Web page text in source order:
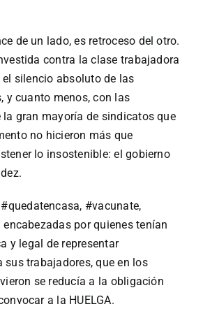
de un lado, es retroceso del otro.
contra la clase trabajadora
silencio absoluto de las
y cuanto menos, con las
gran mayoría de sindicatos que
no hicieron más que
lo insostenible: el gobierno
#vacunate,
por quienes tenían
y legal de representar
sus trabajadores, que en los
se reducía a la obligación
a la HUELGA.